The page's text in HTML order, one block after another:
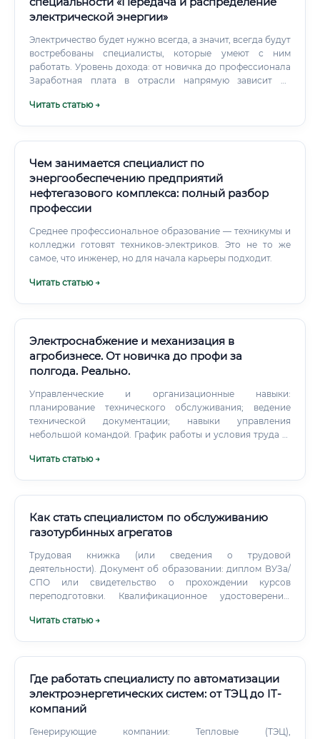
электрической энергии»
Электричество будет нужно всегда, а значит, всегда будут
востребованы специалисты, которые умеют с ним
работать. Уровень дохода: от новичка до профессионала
Заработная плата в отрасли напрямую зависит от
Читать статью →
Чем занимается специалист по
энергообеспечению предприятий
нефтегазового комплекса: полный разбор
профессии
Среднее профессиональное образование — техникумы и
колледжи готовят техников-электриков. Это не то же
самое, что инженер, но для начала карьеры подходит.
Читать статью →
Электроснабжение и механизация в
агробизнесе. От новичка до профи за
полгода. Реально.
Управленческие и организационные навыки:
планирование технического обслуживания; ведение
технической документации; навыки управления
небольшой командой. График работы и условия труда 🕐
специфику: ⚠️ Важно понимать: работа на
современных агрохолдингов обеспечивают сотрудников
служебным транспортом, спецодеждой, корпоративным
Читать статью →
Как стать специалистом по обслуживанию
газотурбинных агрегатов
Трудовая книжка (или сведения о трудовой
деятельности). Документ об образовании: диплом ВУЗа/
СПО или свидетельство о прохождении курсов
переподготовки. Квалификационное удостоверение:
разряда (обычно не ниже 4-го).
Читать статью →
Где работать специалисту по автоматизации
электроэнергетических систем: от ТЭЦ до IT-
компаний
Генерирующие компании: Тепловые (ТЭЦ),